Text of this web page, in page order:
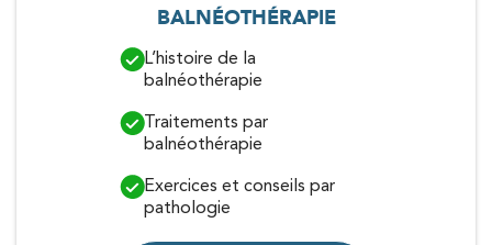
BALNÉOTHÉRAPIE
L’histoire de la
balnéothérapie
Traitements par
balnéothérapie
Exercices et conseils par
pathologie